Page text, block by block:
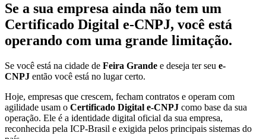
Se a sua empresa ainda não tem um
Certificado Digital e-CNPJ, você está
operando com uma grande limitação.
Se você está na cidade de Feira Grande e deseja ter seu e-
CNPJ então você está no lugar certo.
Hoje, empresas que crescem, fecham contratos e operam com
agilidade usam o Certificado Digital e-CNPJ como base da sua
operação. Ele é a identidade digital oficial da sua empresa,
reconhecida pela ICP-Brasil e exigida pelos principais sistemas do